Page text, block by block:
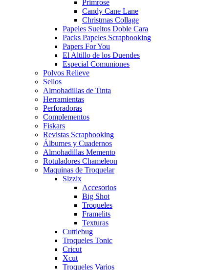
Primrose
Candy Cane Lane
Christmas Collage
Papeles Sueltos Doble Cara
Packs Papeles Scrapbooking
Papers For You
El Altillo de los Duendes
Especial Comuniones
Polvos Relieve
Sellos
Almohadillas de Tinta
Herramientas
Perforadoras
Complementos
Fiskars
Revistas Scrapbooking
Álbumes y Cuadernos
Almohadillas Memento
Rotuladores Chameleon
Maquinas de Troquelar
Sizzix
Accesorios
Big Shot
Troqueles
Framelits
Texturas
Cuttlebug
Troqueles Tonic
Cricut
Xcut
Troqueles Varios